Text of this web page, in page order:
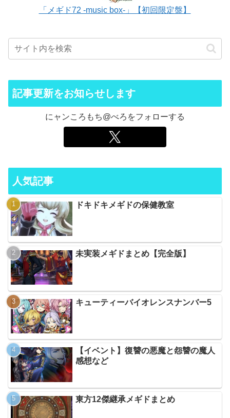
「メギド72 -music box-」【初回限定盤】
記事更新をお知らせします
にャンころもち@べろをフォローする
人気記事
ドキドキメギドの保健教室
未実装メギドまとめ【完全版】
キューティーバイオレンスナンバー5
【イベント】復讐の悪魔と怨讐の魔人
感想など
東方12傑継承メギドまとめ